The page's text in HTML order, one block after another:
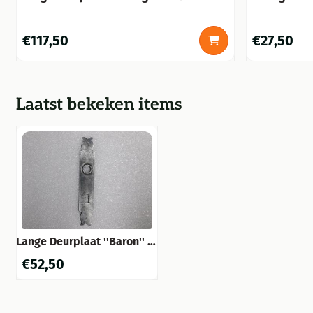
Prijs: 117,50
€117,50 Prijs: 27,50
€27,50
Laatst bekeken items
Lange Deurplaat ''Baron'' -
€52,50